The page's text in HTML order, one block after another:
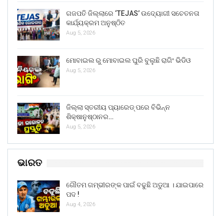
ଗଜପତି ଜିଲ୍ଲାରେ ‘TEJAS’ ଉଦ୍ୟୋଗୀ ସଚେତନତା
କାର୍ଯ୍ୟକ୍ରମ ଅନୁଷ୍ଠିତ
Aug 5, 2026
ମୋବାଇଲ ରୁ ମୋବାଇଲ ଘୁରି ବୁଲୁଛି ରାଗିଂ ଭିଡିଓ
Aug 5, 2026
ଜିଲ୍ଲା ସ୍ତରୀୟ ପ୍ୟାରେଡ୍ ପରେ ବିଭିନ୍ନ
ଶିକ୍ଷାନୁଷ୍ଠାନର…
Aug 5, 2026
ଭାରତ
ଗୌତମ ଗମ୍ଭୀରଙ୍କ ପାଇଁ ବଢୁଛି ଅଡୁଆ । ଯାଇପାରେ
ପଦ !
Aug 4, 2026